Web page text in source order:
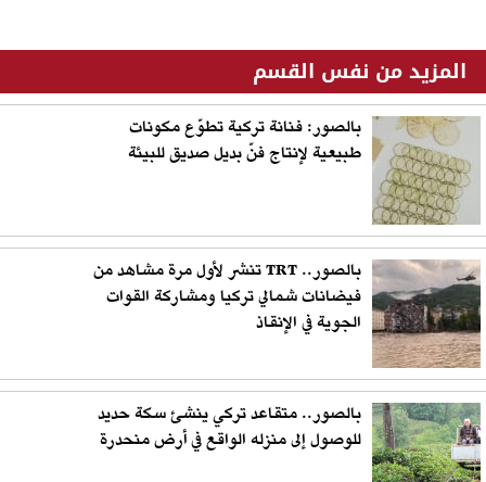
المزيد من نفس القسم
بالصور: فنانة تركية تطوّع مكونات
طبيعية لإنتاج فنّ بديل صديق للبيئة
بالصور.. TRT تنشر لأول مرة مشاهد من
فيضانات شمالي تركيا ومشاركة القوات
الجوية في الإنقاذ
بالصور.. متقاعد تركي ينشئ سكة حديد
للوصول إلى منزله الواقع في أرض منحدرة